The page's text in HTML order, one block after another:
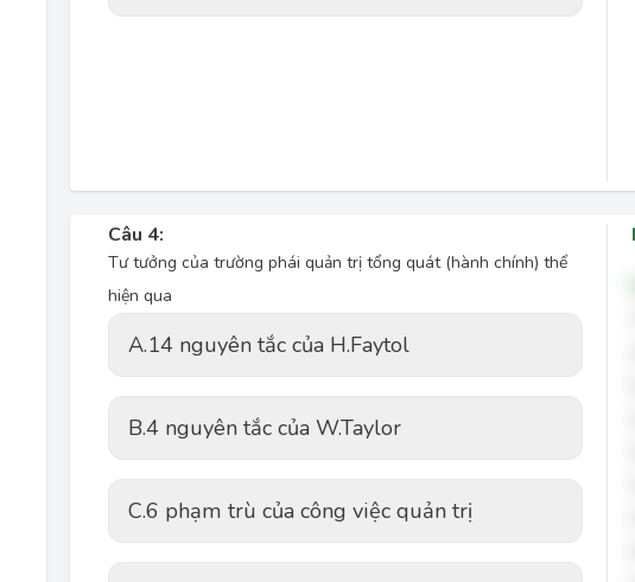
Câu 4:
Tư tưởng của trường phái quản trị tổng quát (hành chính) thể
hiện qua
A.14 nguyên tắc của H.Faytol
B.4 nguyên tắc của W.Taylor
C.6 phạm trù của công việc quản trị